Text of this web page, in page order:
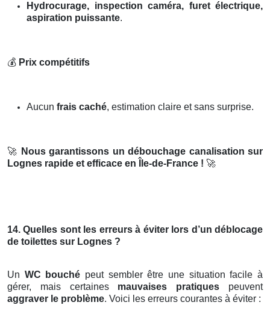
Hydrocurage, inspection caméra, furet électrique,
aspiration puissante.
💰 Prix compétitifs
Aucun frais caché, estimation claire et sans surprise.
🚀 Nous garantissons un débouchage canalisation sur
Lognes rapide et efficace en Île-de-France ! 🚀
14. Quelles sont les erreurs à éviter lors d’un déblocage
de toilettes sur Lognes ?
Un WC bouché peut sembler être une situation facile à
gérer, mais certaines mauvaises pratiques peuvent
aggraver le problème. Voici les erreurs courantes à éviter :